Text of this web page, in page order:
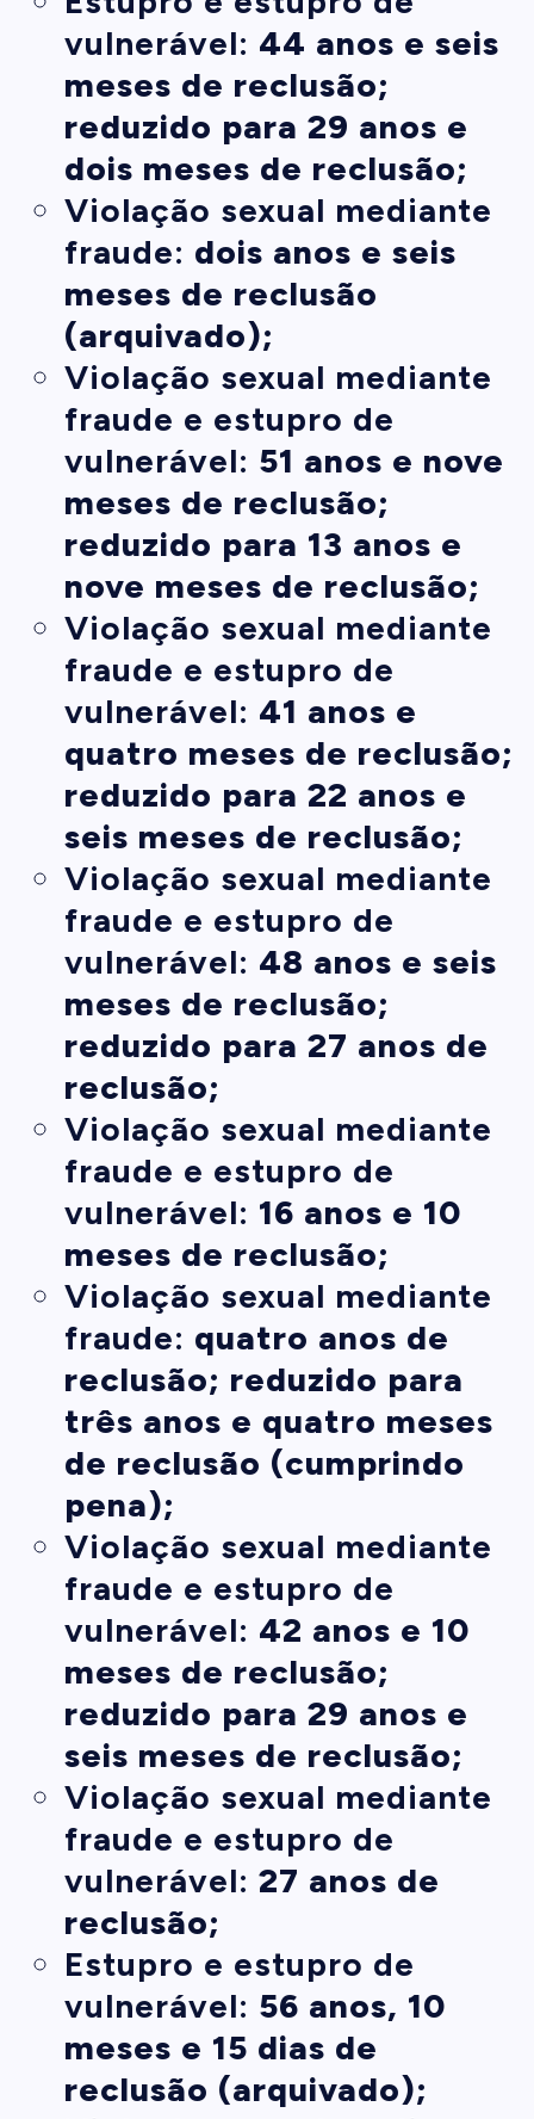
vulnerável: 44 anos e seis
meses de reclusão;
reduzido para 29 anos e
dois meses de reclusão;
Violação sexual mediante
fraude: dois anos e seis
meses de reclusão
(arquivado);
Violação sexual mediante
fraude e estupro de
vulnerável: 51 anos e nove
meses de reclusão;
reduzido para 13 anos e
nove meses de reclusão;
Violação sexual mediante
fraude e estupro de
vulnerável: 41 anos e
quatro meses de reclusão;
reduzido para 22 anos e
seis meses de reclusão;
Violação sexual mediante
fraude e estupro de
vulnerável: 48 anos e seis
meses de reclusão;
reduzido para 27 anos de
reclusão;
Violação sexual mediante
fraude e estupro de
vulnerável: 16 anos e 10
meses de reclusão;
Violação sexual mediante
fraude: quatro anos de
reclusão; reduzido para
três anos e quatro meses
de reclusão (cumprindo
pena);
Violação sexual mediante
fraude e estupro de
vulnerável: 42 anos e 10
meses de reclusão;
reduzido para 29 anos e
seis meses de reclusão;
Violação sexual mediante
fraude e estupro de
vulnerável: 27 anos de
reclusão;
Estupro e estupro de
vulnerável: 56 anos, 10
meses e 15 dias de
reclusão (arquivado);